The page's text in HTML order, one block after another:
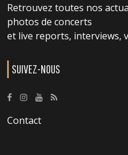
Retrouvez toutes nos
photos de concerts
et live reports, interviews,
SUIVEZ-NOUS
Contact